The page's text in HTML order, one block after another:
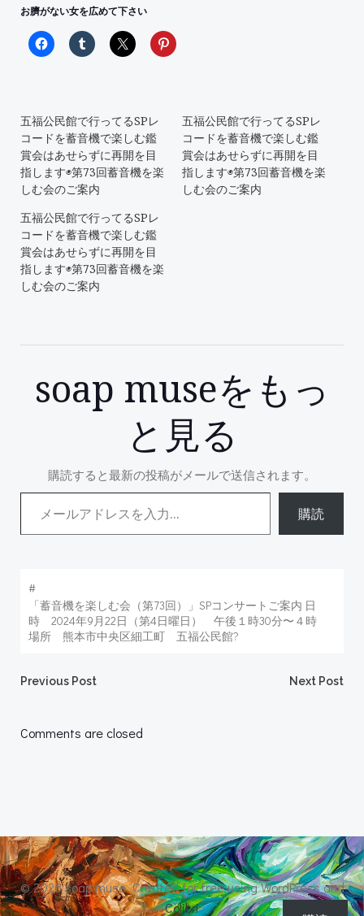
お臍がない女を広めて下さい
五福公民館で行ってるSPレ
コードを蓄音機で楽しむ鑑
賞会はあせらずに再開を目
指します◉第73回蓄音機を楽
しむ会のご案内
五福公民館で行ってるSPレ
コードを蓄音機で楽しむ鑑
賞会はあせらずに再開を目
指します◉第73回蓄音機を楽
しむ会のご案内
五福公民館で行ってるSPレ
コードを蓄音機で楽しむ鑑
賞会はあせらずに再開を目
指します◉第73回蓄音機を楽
しむ会のご案内
soap museをもっ
と見る
購読すると最新の投稿がメールで送信されます。
メールアドレスを入力...
購読
#
「蓄音機を楽しむ会（第73回）」SPコンサートご案内 日
時 2024年9月22日（第4日曜日） 午後１時30分〜４時
場所 熊本市中央区細工町 五福公民館?
Post
navigation
Previous Post Next Post
Comments are closed
© 2026 soap muse. Created for free using WordPress and
Colibri